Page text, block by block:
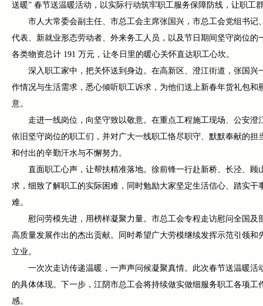
送暖” 春节送温暖活动，以实际行动筑牢职工服务保障防线，让职工
市人大常委会副主任、市总工会主席张国兴，市总工会党组书
代表、新就业形态劳动者、外来务工人员，以及节日期间坚守岗位
各类物资总计 191 万元，让冬日里的暖心关怀直达职工心坎。
深入职工家中，把关怀送到身边。在高新区、澄江街道，张国
作情况与生活需求，悉心倾听职工诉求，为他们送上新春年货礼包
意。
走进一线岗位，向坚守致以敬意。在重点工程施工现场、公安
依旧坚守岗位的职工们，并对广大一线职工恪尽职守、默默奉献的
和付出的辛勤汗水与不懈努力。
直面职工心声，让帮扶精准落地。徐前锋一行赴新桥、长泾、
求，细致了解职工的实际困难，同时勉励大家坚定生活信心、踏实
难。
慰问劳模先进，用榜样凝聚力量。市总工会专程走访慰问全国
高质量发展作出的杰出贡献。同时希望广大劳模继续发挥示范引领
立业。
一次次走访传递温暖，一声声问候凝聚真情。此次春节送温暖
的具体体现。下一步，江阴市总工会将持续做实做细服务职工各项
感。